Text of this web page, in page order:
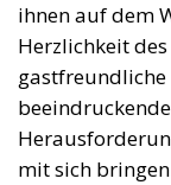
ihnen auf dem
Herzlichkeit
gastfreundliche
mit sich